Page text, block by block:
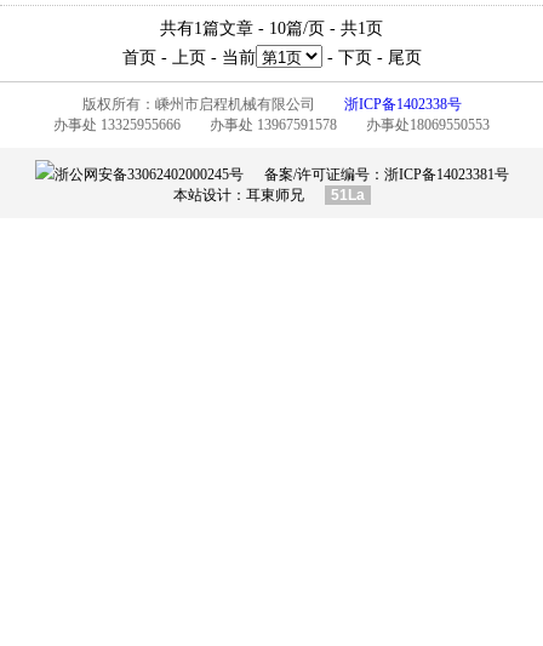
共有1篇文章 - 10篇/页 - 共1页
首页- 上页- 当前 - 下页- 尾页
版权所有：嵊州市启程机械有限公司 浙ICP备1402338号
办事处 13325955666 办事处 13967591578 办事处18069550553
浙公网安备33062402000245号 备案/许可证编号： 浙ICP备14023381号
本站设计： 耳東师兄 51La